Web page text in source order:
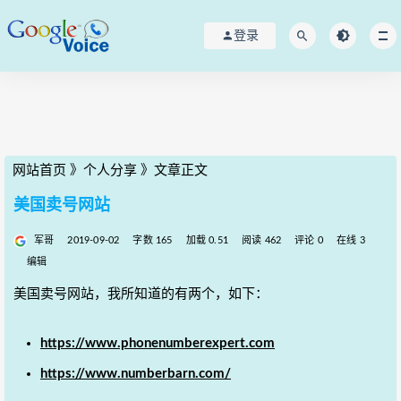
登录
网站首页 》 个人分享 》 文章正文
美国卖号网站
军哥 2019-09-02 字数 165 加载 0.51 阅读 462 评论 0 在线 3
编辑
美国卖号网站，我所知道的有两个，如下：
https://www.phonenumberexpert.com
https://www.numberbarn.com/